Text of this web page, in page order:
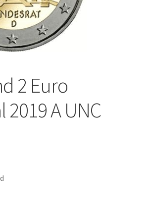
Enibas
2 Euro
2019 A UNC